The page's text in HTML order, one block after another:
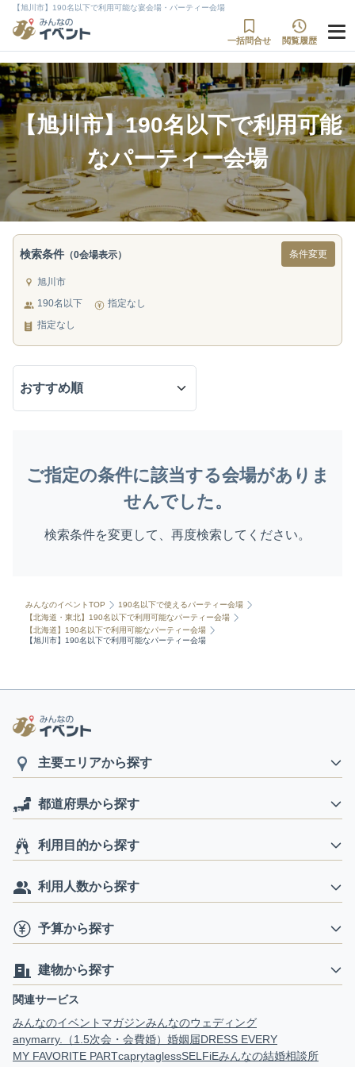
【旭川市】190名以下で利用可能な宴会場・パーティー会場
一括問合せ 閲覧履歴
【旭川市】190名以下で利用可能
なパーティー会場
検索条件 （0会場表示） 条件変更
旭川市
190名以下
指定なし
指定なし
ご指定の条件に該当する会場がありま
せんでした。
検索条件を変更して、再度検索してください。
みんなのイベントTOP
190名以下で使えるパーティー会場
【北海道・東北】190名以下で利用可能なパーティー会場
【北海道】190名以下で利用可能なパーティー会場
【旭川市】190名以下で利用可能なパーティー会場
主要エリアから探す
都道府県から探す
利用目的から探す
利用人数から探す
予算から探す
建物から探す
関連サービス
みんなのイベントマガジンみんなのウェディング
anymarry.（1.5次会・会費婚） 婚姻届DRESS EVERY
MY FAVORITE PARTcaprytaglessSELFiEみんなの結婚相談所